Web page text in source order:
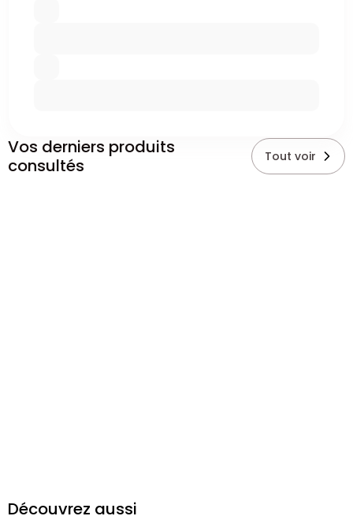
Vos derniers produits
consultés
Tout voir
Découvrez aussi